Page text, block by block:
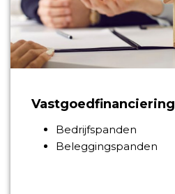
Vastgoedfinanciering
Bedrijfspanden
Beleggingspanden